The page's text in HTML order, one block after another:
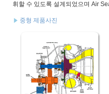
휘할 수 있도록 설계되었으며 Air
중형 제품사진